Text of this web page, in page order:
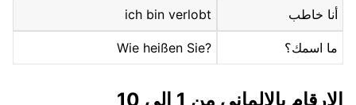
أنا خاطب ich bin verlobt
ما اسمك؟ ?Wie heißen Sie
الارقام بالالماني من 1 إلى 10